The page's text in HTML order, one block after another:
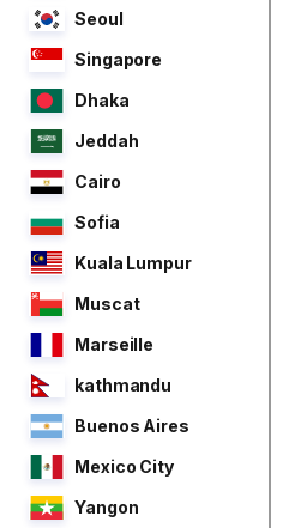
Seoul
Singapore
Dhaka
Jeddah
Cairo
Sofia
Kuala Lumpur
Muscat
Marseille
kathmandu
Buenos Aires
Mexico City
Yangon